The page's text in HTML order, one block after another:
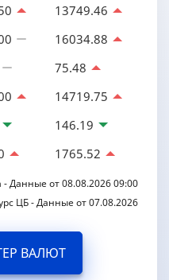
13749.46
16034.88
75.48
14719.75
146.19
1765.52
- Данные от 08.08.2026 09:00
ЦБ - Данные от 07.08.2026
ВАЛЮТ